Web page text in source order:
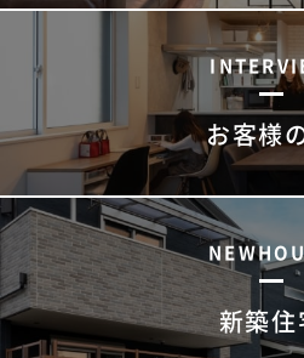
お客様
新築住